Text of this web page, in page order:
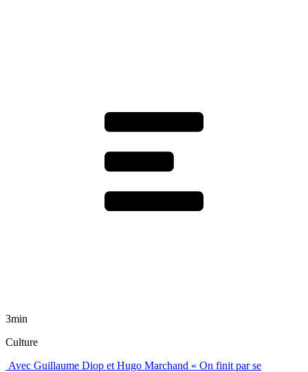
3min
Culture
Avec Guillaume Diop et Hugo Marchand « On finit par se